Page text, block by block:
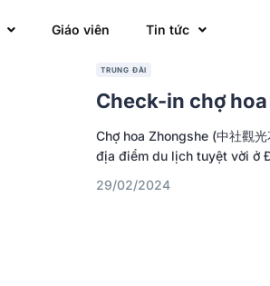
Giáo viên Tin tức
TRUNG ĐÀI
Check-in chợ
Chợ hoa Zhongshe (中社觀
địa điểm du lịch tuyệt vời ở
29/02/2024